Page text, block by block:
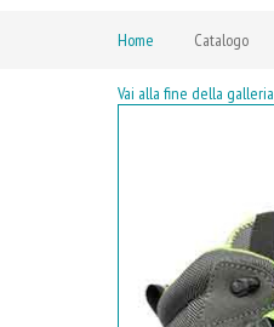
Home Catalogo
Vai alla fine della galleria